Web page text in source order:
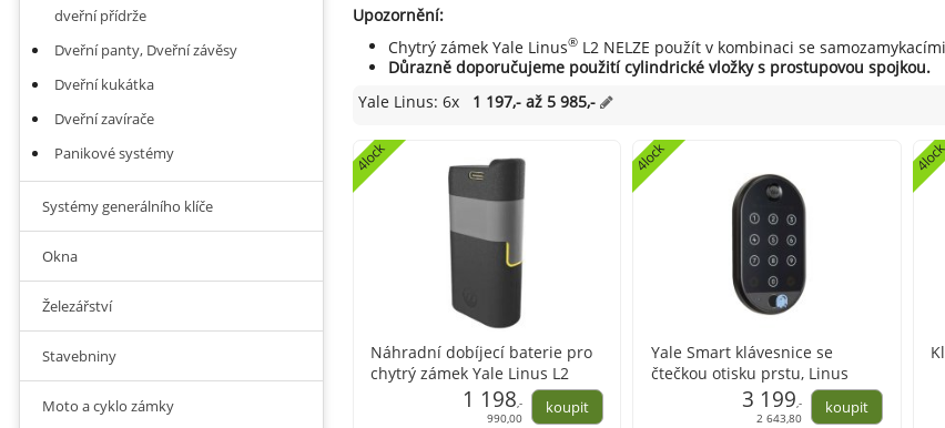
Upozornění:
Chytrý zámek Yale Linus® L2 NELZE použít v kombinaci se
Důrazně doporučujeme použití cylindrické vložky s prostupovou spojkou.
Yale Linus: 6x 1 197,- až 5 985,-
Náhradní dobíjecí baterie pro
chytrý zámek Yale Linus L2
4lock
1 198,-
990,00
Yale Smart klávesnice se
čtečkou otisku prstu, Linus
4lock
3 199,-
2 643,80
dveřní přídrže
Dveřní panty, Dveřní závěsy
Dveřní kukátka
Dveřní zavírače
Panikové systémy
Systémy generálního klíče
Okna
Železářství
Stavebniny
Moto a cyklo zámky